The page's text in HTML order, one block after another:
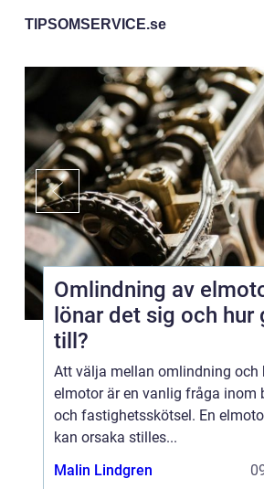
TIPSOMSERVICE.se
Omlindning av elmotor
lönar det sig och hur
till?
Att välja mellan omlindning och
elmotor är en vanlig fråga inom
och fastighetsskötsel. En
kan orsaka stilles...
Malin Lindgren